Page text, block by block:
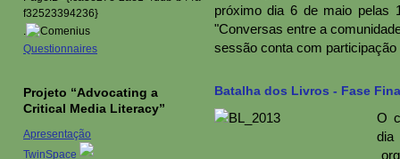
próximo dia 6 de maio pelas
"Conversas entre a
sessão conta com participação
Batalha dos Livros - Fase
O
.
Questionnaires
Projeto “Advocating a
Critical Media Literacy”
Apresentação
TwinSpace